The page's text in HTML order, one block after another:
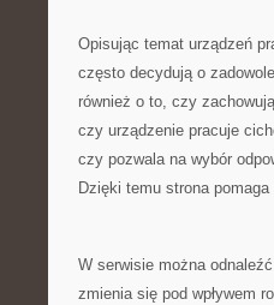
Opisując temat urządzeń
często decydują o
również o to, czy
czy urządzenie pracuje
czy pozwala na wybór
Dzięki temu strona
W serwisie można
zmienia się pod wpływem